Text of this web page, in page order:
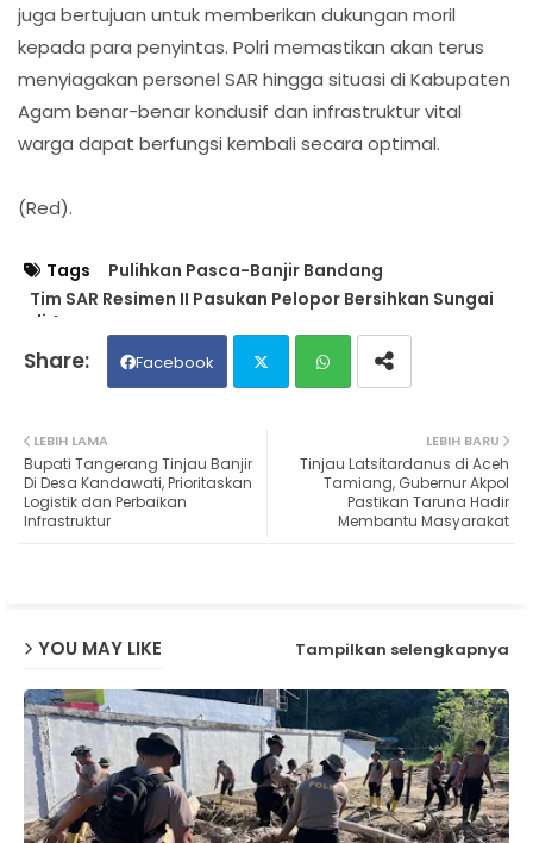
juga bertujuan untuk memberikan dukungan moril
kepada para penyintas. Polri memastikan akan terus
menyiagakan personel SAR hingga situasi di Kabupaten
Agam benar-benar kondusif dan infrastruktur vital
warga dapat berfungsi kembali secara optimal.
(Red).
Tags
Pulihkan Pasca-Banjir Bandang
Tim SAR Resimen II Pasukan Pelopor Bersihkan Sungai
di Agam
Facebook
ter ats
LEBIH BARU
Tinjau Latsitardanus di Aceh
Tamiang, Gubernur Akpol
Pastikan Taruna Hadir
Membantu Masyarakat
LEBIH LAMA
Bupati Tangerang Tinjau Banjir
Di Desa Kandawati, Prioritaskan
Logistik dan Perbaikan
Infrastruktur
YOU MAY LIKE Tampilkan selengkapnya